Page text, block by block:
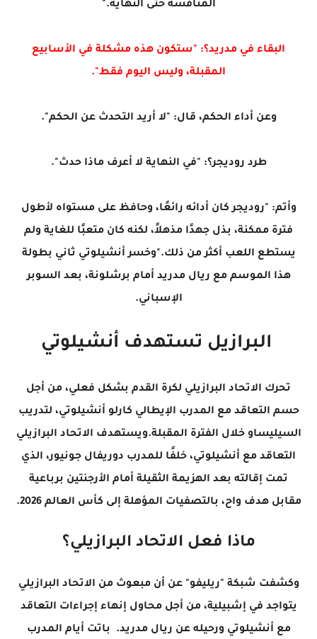
المنافسة حتى النهاية."
البقاء في مدريد؟: "ستكون هذه مشكلة في الأسابيع
المقبلة، وليس اليوم فقط".
وعن أداء الحكم، قال: "لا أريد التحدث عن الحكم".
طرد روديجر؟: "في النهاية لا أعرف ماذا حدث".
وأتم: "روديجر كان أدائه رائعًا، وحافظ على مستواه لأطول
فترة ممكنة، بذل جهدًا مذهلاً، لكنه كان متعبًا للغاية ولم
يستطع اللعب أكثر من ذلك."وخسر أنشيلوتي ثاني بطولة
هذا الموسم مع ريال مدريد أمام برشلونة، بعد السوبر
الإسباني.
البرازيل تستهدف أنشيلوتي
تحرك الاتحاد البرازيلي لكرة القدم بشكل فعلي، من أجل
حسم التعاقد مع المدرب الإيطالي كارلو أنشيلوتي، لتدريب
السيليساو خلال الفترة المقبلة.ويستهدف الاتحاد البرازيلي
التعاقد مع أنشيلوتي، خلفًا للمدرب دوريفال جونيور، الذي
تمت إقالته بعد الهزيمة الثقيلة أمام الأرجنتين برباعية
مقابل هدف واح، بالتصفيات المؤهلة إلى كأس العالم 2026.
ماذا فعل الاتحاد البرازيلي؟
وكشفت شبكة "ريليفو" عن أن مبعوث من الاتحاد البرازيلي
يتواجد في إشبيلية، من أجل محاول إنهاء إجراءات التعاقد
مع أنشيلوتي ورحيله عن ريال مدريد. باتت أيام المدرب